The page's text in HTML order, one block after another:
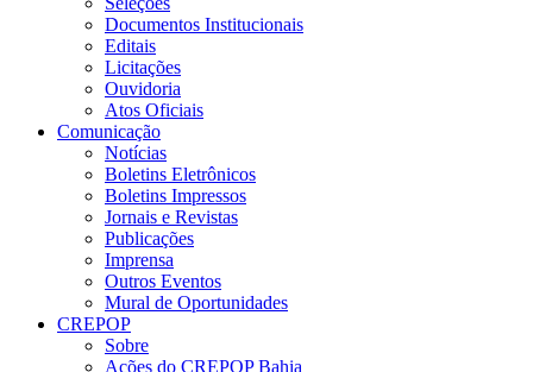
Documentos Institucionais
Editais
Licitações
Ouvidoria
Atos Oficiais
Comunicação
Notícias
Boletins Eletrônicos
Boletins Impressos
Jornais e Revistas
Publicações
Imprensa
Outros Eventos
Mural de Oportunidades
CREPOP
Sobre
Ações do CREPOP Bahia